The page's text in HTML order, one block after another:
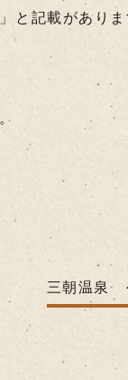
と記載があり
三朝温泉